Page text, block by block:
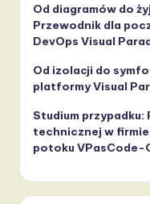
Od diagramów do
Przewodnik dla
DevOps Visual
Od izolacji do
platformy Visual
Studium
technicznej w
potoku VPasCode-